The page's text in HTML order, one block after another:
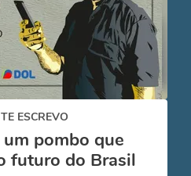
ESCREVO
pombo que
futuro do Brasil